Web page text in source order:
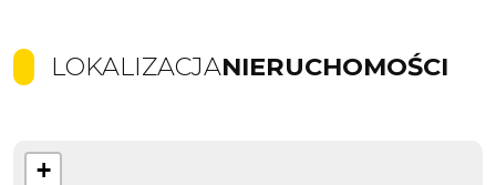
LOKALIZACJANIERUCHOMOŚCI
+